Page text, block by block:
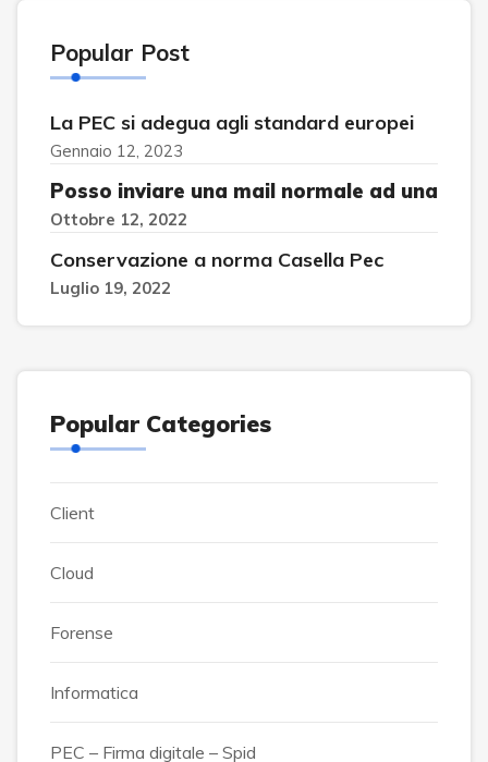
Popular Post
La PEC si adegua agli standard europei
Gennaio 12, 2023
Posso inviare una mail normale ad una
Ottobre 12, 2022
Conservazione a norma Casella Pec
Luglio 19, 2022
Popular Categories
Client
Cloud
Forense
Informatica
PEC – Firma digitale – Spid